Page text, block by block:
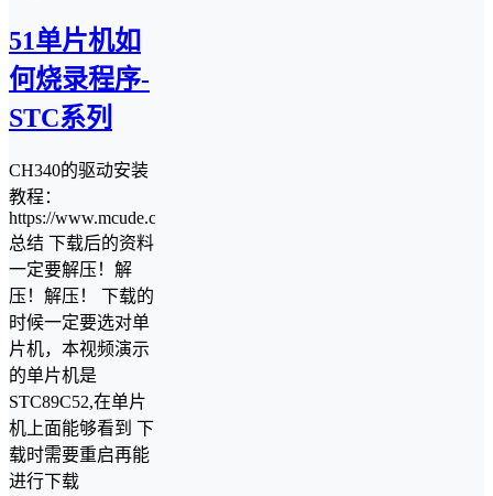
51单片机如
何烧录程序-
STC系列
CH340的驱动安装
教程：
https://www.mcude.com/software/2638/
总结 下载后的资料
一定要解压！解
压！解压！ 下载的
时候一定要选对单
片机，本视频演示
的单片机是
STC89C52,在单片
机上面能够看到 下
载时需要重启再能
进行下载